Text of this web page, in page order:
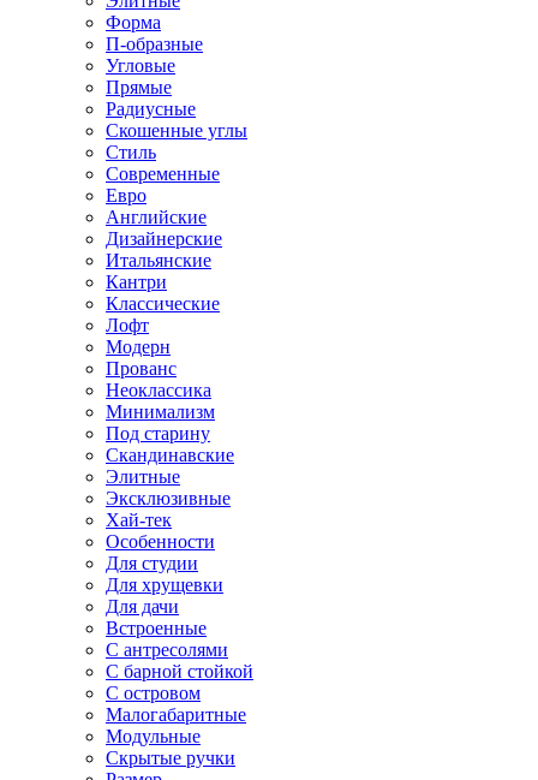
Форма
П-образные
Угловые
Прямые
Радиусные
Скошенные углы
Стиль
Современные
Евро
Английские
Дизайнерские
Итальянские
Кантри
Классические
Лофт
Модерн
Прованс
Неоклассика
Минимализм
Под старину
Скандинавские
Элитные
Эксклюзивные
Хай-тек
Особенности
Для студии
Для хрущевки
Для дачи
Встроенные
С антресолями
С барной стойкой
С островом
Малогабаритные
Модульные
Скрытые ручки